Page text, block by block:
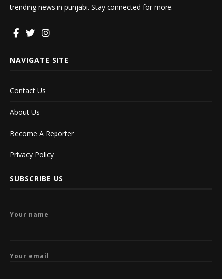
trending news in punjabi. Stay connected for more.
NAVIGATE SITE
Contact Us
About Us
Become A Reporter
Privacy Policy
SUBSCRIBE US
Your name
Your email